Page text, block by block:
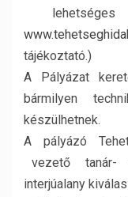
lehetséges
tájékoztató.)
A Pályázat
bármilyen
készülhetnek.
A pályázó
vezető tanár-
interjúalany